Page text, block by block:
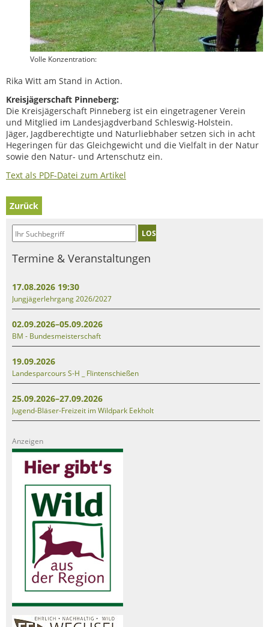
Volle Konzentration:
Rika Witt am Stand in Action.
Kreisjägerschaft Pinneberg:
Die Kreisjägerschaft Pinneberg ist ein eingetragener Verein
und Mitglied im Landesjagdverband Schleswig-Holstein.
Jäger, Jagdberechtigte und Naturliebhaber setzen sich in acht
Hegeringen für das Gleichgewicht und die Vielfalt in der Natur
sowie den Natur- und Artenschutz ein.
Text als PDF-Datei zum Artikel
Zurück
LOS
Termine & Veranstaltungen
17.08.2026 19:30
Jungjägerlehrgang 2026/2027
02.09.2026–05.09.2026
BM - Bundesmeisterschaft
19.09.2026
Landesparcours S-H _ Flintenschießen
25.09.2026–27.09.2026
Jugend-Bläser-Freizeit im Wildpark Eekholt
Anzeigen